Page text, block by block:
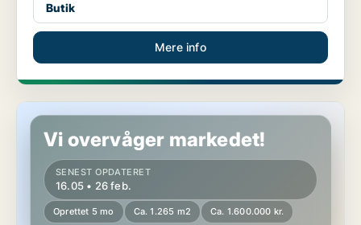
Butik
Mere info
Butik i Vamdrup
Vi overvåger markedet!
SENEST OPDATERET
16.05 • 26 feb.
Oprettet 5 mo Ca. 1.265 m2 Ca. 1.600.000 kr.